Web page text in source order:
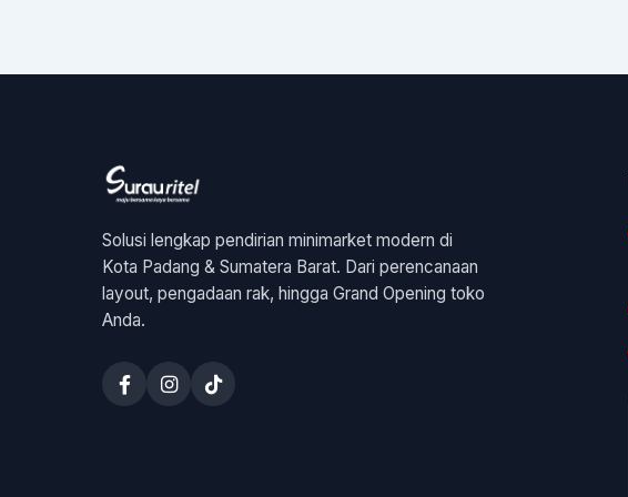
Solusi lengkap pendirian minimarket modern di
Kota Padang & Sumatera Barat. Dari perencanaan
layout, pengadaan rak, hingga Grand Opening toko
Anda.